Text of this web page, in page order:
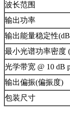
波长范围
输出功率
输出能量稳定性
最小光谱功率密度
光学带宽 @ 10 dB
输出偏振(偏振度)
包装尺寸